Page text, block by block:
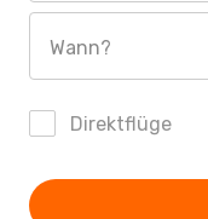
Wann?
Direktflüge